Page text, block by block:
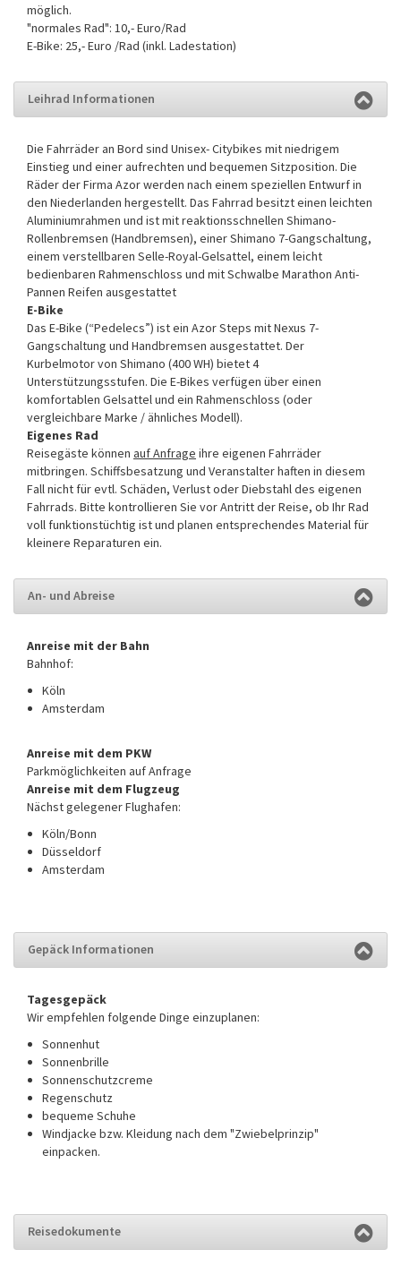
möglich.
"normales Rad": 10,- Euro/Rad
E-Bike: 25,- Euro /Rad (inkl. Ladestation)
Leihrad Informationen
Die Fahrräder an Bord sind Unisex- Citybikes mit niedrigem
Einstieg und einer aufrechten und bequemen Sitzposition. Die
Räder der Firma Azor werden nach einem speziellen Entwurf in
den Niederlanden hergestellt. Das Fahrrad besitzt einen leichten
Aluminiumrahmen und ist mit reaktionsschnellen Shimano-
Rollenbremsen (Handbremsen), einer Shimano 7-Gangschaltung,
einem verstellbaren Selle-Royal-Gelsattel, einem leicht
bedienbaren Rahmenschloss und mit Schwalbe Marathon Anti-
Pannen Reifen ausgestattet
E-Bike
Das E-Bike (“Pedelecs”) ist ein Azor Steps mit Nexus 7-
Gangschaltung und Handbremsen ausgestattet. Der
Kurbelmotor von Shimano (400 WH) bietet 4
Unterstützungsstufen. Die E-Bikes verfügen über einen
komfortablen Gelsattel und ein Rahmenschloss (oder
vergleichbare Marke / ähnliches Modell).
Eigenes Rad
Reisegäste können auf Anfrage ihre eigenen Fahrräder
mitbringen. Schiffsbesatzung und Veranstalter haften in diesem
Fall nicht für evtl. Schäden, Verlust oder Diebstahl des eigenen
Fahrrads. Bitte kontrollieren Sie vor Antritt der Reise, ob Ihr Rad
voll funktionstüchtig ist und planen entsprechendes Material für
kleinere Reparaturen ein.
An- und Abreise
Anreise mit der Bahn
Bahnhof:
Köln
Amsterdam
Anreise mit dem PKW
Parkmöglichkeiten auf Anfrage
Anreise mit dem Flugzeug
Nächst gelegener Flughafen:
Köln/Bonn
Düsseldorf
Amsterdam
Gepäck Informationen
Tagesgepäck
Wir empfehlen folgende Dinge einzuplanen:
Sonnenhut
Sonnenbrille
Sonnenschutzcreme
Regenschutz
bequeme Schuhe
Windjacke bzw. Kleidung nach dem "Zwiebelprinzip"
einpacken.
Reisedokumente